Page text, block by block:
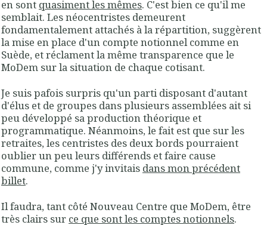
en sont quasiment les mêmes. C'est bien ce qu'il me
semblait. Les néocentristes demeurent
fondamentalement attachés à la répartition, suggèrent
la mise en place d'un compte notionnel comme en
Suède, et réclament la même transparence que le
MoDem sur la situation de chaque cotisant.
Je suis pafois surpris qu'un parti disposant d'autant
d'élus et de groupes dans plusieurs assemblées ait si
peu développé sa production théorique et
programmatique. Néanmoins, le fait est que sur les
retraites, les centristes des deux bords pourraient
oublier un peu leurs différends et faire cause
commune, comme j'y invitais dans mon précédent
billet.
Il faudra, tant côté Nouveau Centre que MoDem, être
très clairs sur ce que sont les comptes notionnels.